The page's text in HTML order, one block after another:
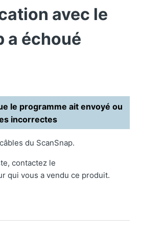
avec le
a échoué
le programme ait envoyé ou
incorrectes
du ScanSnap.
contactez le
qui vous a vendu ce produit.